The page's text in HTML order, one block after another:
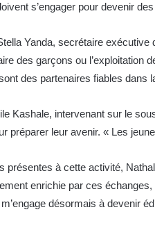
s’engager pour devenir
Yanda, secrétaire
des garçons ou
des partenaires fiables dans
Kashale, intervenant sur le
préparer leur avenir. « Les
présentes à cette activité,
enrichie par ces
désormais à devenir